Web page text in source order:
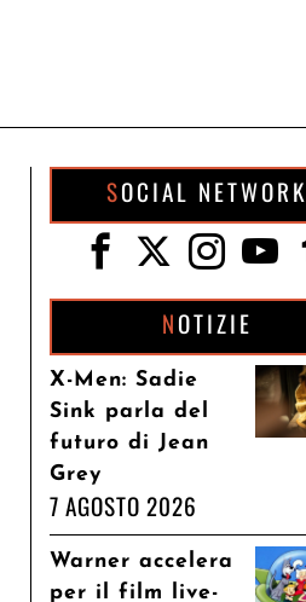
SOCIAL NETWORK
NOTIZIE
X-Men: Sadie
Sink parla del
futuro di Jean
Grey
7 AGOSTO 2026
Warner accelera
per il film live-